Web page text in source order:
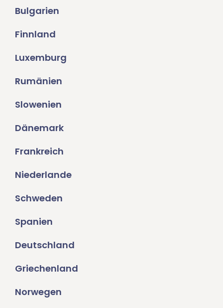
Bulgarien
Finnland
Luxemburg
Rumänien
Slowenien
Dänemark
Frankreich
Niederlande
Schweden
Spanien
Deutschland
Griechenland
Norwegen